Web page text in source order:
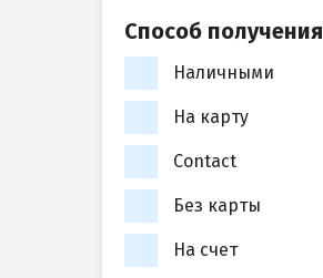
Способ получения
Наличными
На карту
Contact
Без карты
На счет